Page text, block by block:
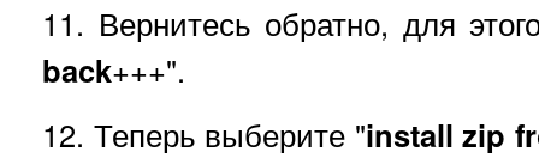
11. Вернитесь обратно, для
back+++".
12. Теперь выберите "install zip